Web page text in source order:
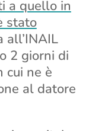
a quello in
stato
all’INAIL
2 giorni di
cui ne è
al datore